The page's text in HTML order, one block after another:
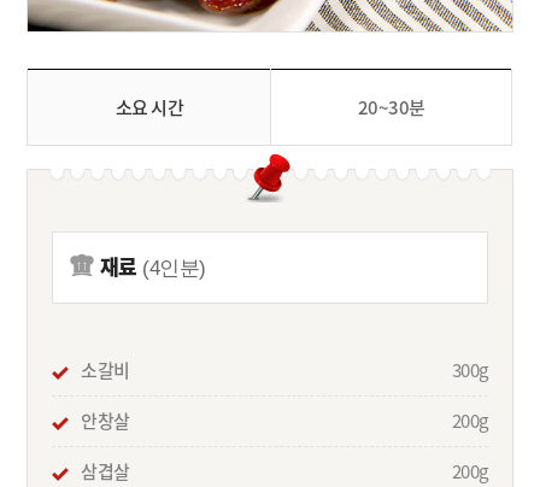
소요 시간 20~30분
재료 (4인분)
소갈비
300g
안창살
200g
삼겹살
200g